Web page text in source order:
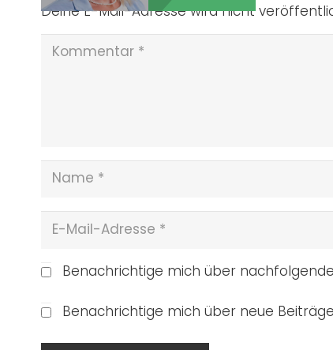
Deine E-Mail-Adresse wird nicht
Benachrichtige mich über
Benachrichtige mich über neue